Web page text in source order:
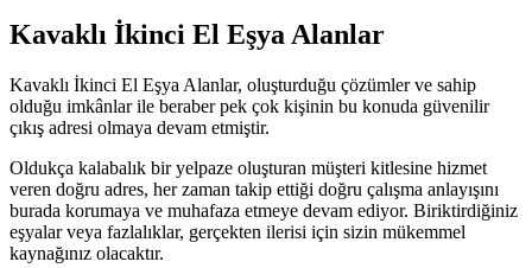
Kavaklı İkinci El Eşya Alanlar
Kavaklı İkinci El Eşya Alanlar, oluşturduğu çözümler ve sahip
olduğu imkânlar ile beraber pek çok kişinin bu konuda güvenilir
çıkış adresi olmaya devam etmiştir.
Oldukça kalabalık bir yelpaze oluşturan müşteri kitlesine hizmet
veren doğru adres, her zaman takip ettiği doğru çalışma anlayışını
burada korumaya ve muhafaza etmeye devam ediyor. Biriktirdiğiniz
eşyalar veya fazlalıklar, gerçekten ilerisi için sizin mükemmel
kaynağınız olacaktır.